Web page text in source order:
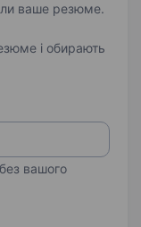
ваше резюме.
і обирають
вашого